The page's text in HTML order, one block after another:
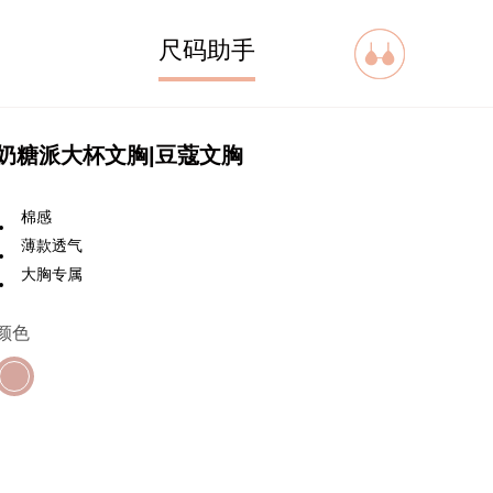
尺码助手
糖派大杯文胸|豆蔻文胸
棉感
薄款透气
大胸专属
色